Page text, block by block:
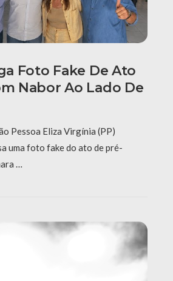
Foto Fake De Ato
Nabor Ao Lado De
Pessoa Eliza Virgínia (PP)
uma foto fake do ato de pré-
…